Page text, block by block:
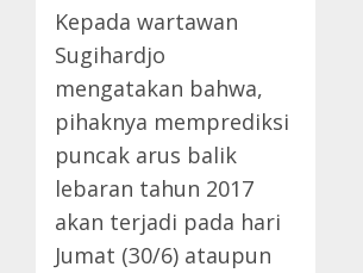
Kepada wartawan
Sugihardjo
mengatakan bahwa,
pihaknya memprediksi
puncak arus balik
lebaran tahun 2017
akan terjadi pada hari
Jumat (30/6) ataupun